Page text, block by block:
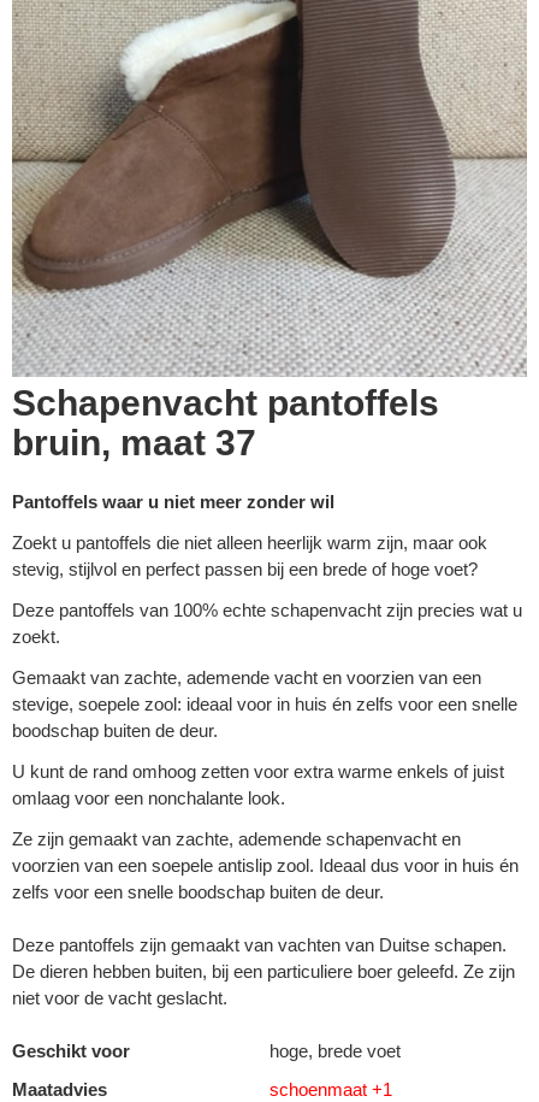
Schapenvacht pantoffels
bruin, maat 37
Pantoffels waar u niet meer zonder wil
Zoekt u pantoffels die niet alleen heerlijk warm zijn, maar ook
stevig, stijlvol en perfect passen bij een brede of hoge voet?
Deze pantoffels van 100% echte schapenvacht zijn precies wat u
zoekt.
Gemaakt van zachte, ademende vacht en voorzien van een
stevige, soepele zool: ideaal voor in huis én zelfs voor een snelle
boodschap buiten de deur.
U kunt de rand omhoog zetten voor extra warme enkels of juist
omlaag voor een nonchalante look.
Ze zijn gemaakt van zachte, ademende schapenvacht en
voorzien van een soepele antislip zool. Ideaal dus voor in huis én
zelfs voor een snelle boodschap buiten de deur.
Deze pantoffels zijn gemaakt van vachten van Duitse schapen.
De dieren hebben buiten, bij een particuliere boer geleefd. Ze zijn
niet voor de vacht geslacht.
Geschikt voor
hoge, brede voet
Maatadvies
schoenmaat +1